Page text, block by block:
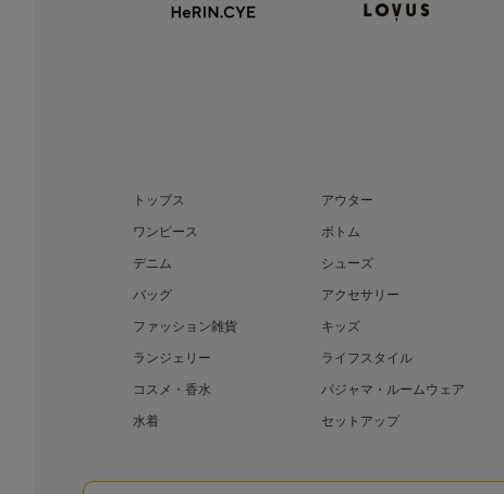
トップス
アウター
ワンピース
ボトム
デニム
シューズ
バッグ
アクセサリー
ファッション雑貨
キッズ
ランジェリー
ライフスタイル
コスメ・香水
パジャマ・ルームウェア
水着
セットアップ